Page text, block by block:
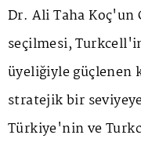
Dr. Ali Taha Koç'un
seçilmesi,
üyeliğiyle güçlenen
stratejik bir
Türkiye'nin ve